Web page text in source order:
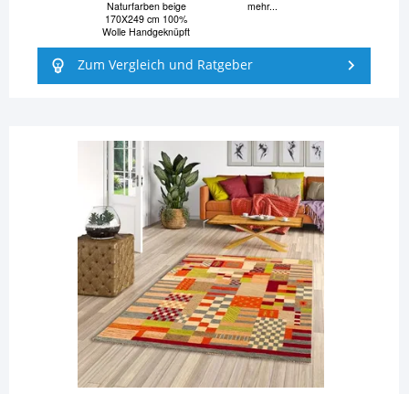
Naturfarben beige
170X249 cm 100%
Wolle Handgeknüpft
mehr...
Zum Vergleich und Ratgeber